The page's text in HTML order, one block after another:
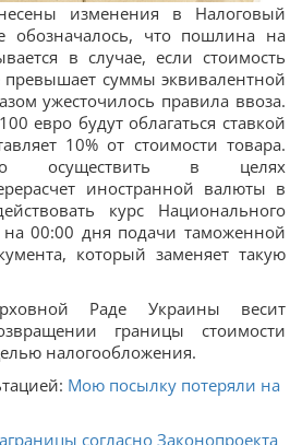
изменения в Налоговый
обозначалось, что пошлина на
в случае, если стоимость
превышает суммы эквивалентной
ужесточилось правила ввоза.
евро будут облагаться ставкой
10% от стоимости товара.
осуществить в целях
иностранной валюты в
курс Национального
00:00 дня подачи таможенной
который заменяет такую
Раде Украины весит
границы стоимости
налогообложения.
Мою посылку потеряли на
согласно Законопроекта